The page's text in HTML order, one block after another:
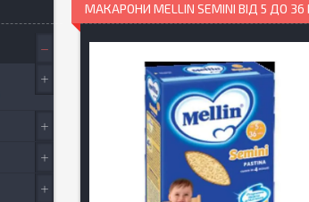
МАКАРОНИ MELLIN SEMINI ВІД 5 ДО 36